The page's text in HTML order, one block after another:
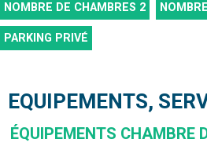
NOMBRE DE CHAMBRES 2
PARKING PRIVÉ
EQUIPEMENTS,
ÉQUIPEMENTS CHAMBRE